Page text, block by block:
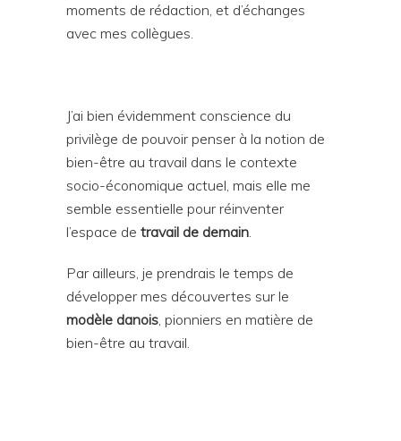
moments de rédaction, et d’échanges
avec mes collègues.
J’ai bien évidemment conscience du
privilège de pouvoir penser à la notion de
bien-être au travail dans le contexte
socio-économique actuel, mais elle me
semble essentielle pour réinventer
l’espace de travail de demain.
Par ailleurs, je prendrais le temps de
développer mes découvertes sur le
modèle danois, pionniers en matière de
bien-être au travail.